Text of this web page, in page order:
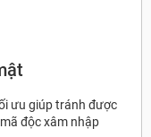
ưu giúp tránh được
độc xâm nhập